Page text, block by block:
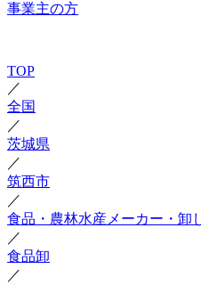
事業主の方
TOP
／
全国
／
茨城県
／
筑西市
／
食品・農林水産メーカー・卸
／
食品卸
／